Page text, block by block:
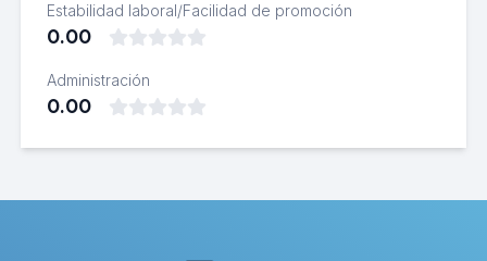
Estabilidad laboral/Facilidad de promoción
0.00
Administración
0.00